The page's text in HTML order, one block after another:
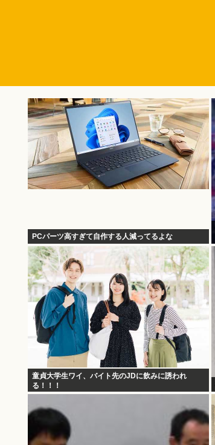
PCパーツ高すぎて自作する人減ってるよな
童貞大学生ワイ、バイト先のJDに飲みに誘われ
る！！！